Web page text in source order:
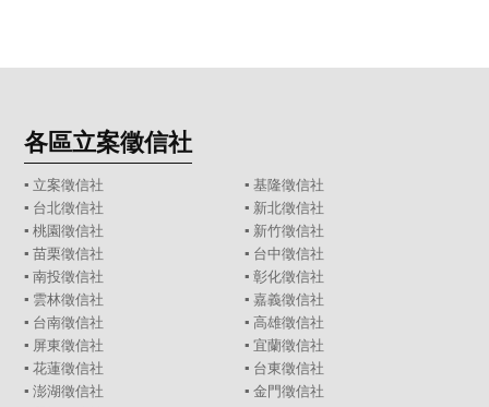
各區立案徵信社
▪ 立案徵信社 ▪ 基隆徵信社
▪ 台北徵信社 ▪ 新北徵信社
▪桃園徵信社 ▪ 新竹徵信社
▪苗栗徵信社 ▪ 台中徵信社
▪南投徵信社 ▪ 彰化徵信社
▪ 雲林徵信社 ▪ 嘉義徵信社
▪ 台南徵信社 ▪ 高雄徵信社
▪ 屏東徵信社 ▪ 宜蘭徵信社
▪花蓮徵信社 ▪ 台東徵信社
▪澎湖徵信社 ▪ 金門徵信社